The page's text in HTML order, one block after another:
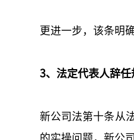
更进一步，该条明
3、法定代表人辞任
新公司法第十条从
的实操问题，新公